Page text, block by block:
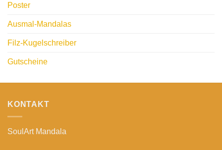
Poster
Ausmal-Mandalas
Filz-Kugelschreiber
Gutscheine
KONTAKT
SoulArt Mandala